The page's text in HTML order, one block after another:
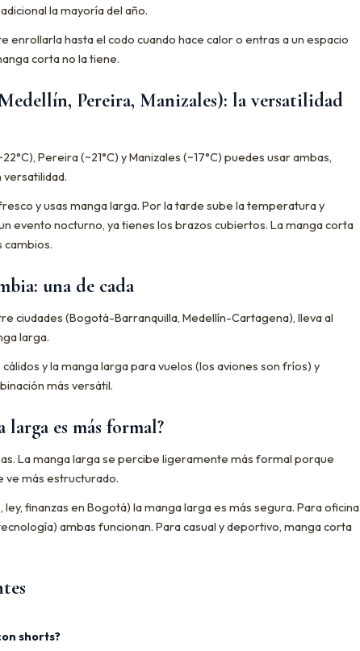
la mayoría del año.
enrollarla hasta el codo cuando hace calor o entras a un espacio
corta no la tiene.
Pereira, Manizales): la versatilidad
Pereira (~21°C) y Manizales (~17°C) puedes usar ambas,
y usas manga larga. Por la tarde sube la temperatura y
evento nocturno, ya tienes los brazos cubiertos. La manga corta
cambios.
una de cada
ciudades (Bogotá-Barranquilla, Medellín-Cartagena), lleva al
larga.
y la manga larga para vuelos (los aviones son fríos) y
más versátil.
larga es más formal?
La manga larga se percibe ligeramente más formal porque
ve más estructurado.
ley, finanzas en Bogotá) la manga larga es más segura. Para oficina
ambas funcionan. Para casual y deportivo, manga corta
shorts?